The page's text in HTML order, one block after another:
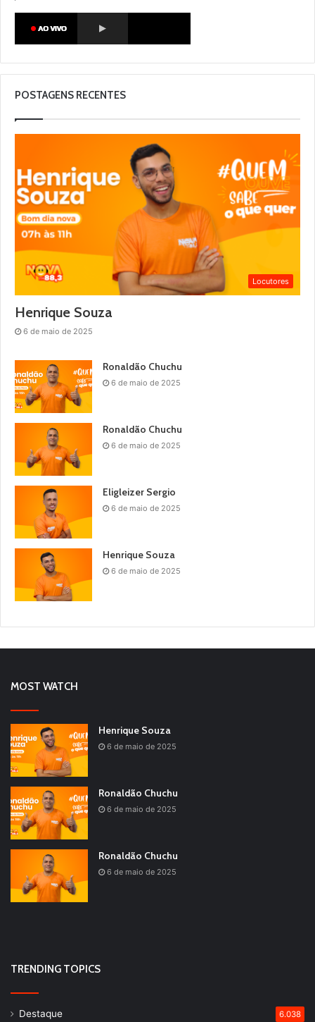
POSTAGENS RECENTES
Locutores
Henrique Souza
6 de maio de 2025
Ronaldão Chuchu
6 de maio de 2025
Ronaldão Chuchu
6 de maio de 2025
Eligleizer Sergio
6 de maio de 2025
Henrique Souza
6 de maio de 2025
MOST WATCH
Henrique Souza
6 de maio de 2025
Ronaldão Chuchu
6 de maio de 2025
Ronaldão Chuchu
6 de maio de 2025
TRENDING TOPICS
Destaque 6.038